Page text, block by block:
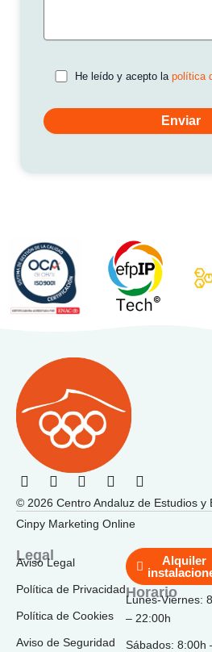
He leído y acepto la política
F
c
e
o
o
k
-
f
I
s
t
g
r
m
T
k
t
Y
u
t
L
n
d
i
n
© 2026 Centro Andaluz de Estudios y
Cinpy Marketing Online
Legal
Aviso Legal
Política de Privacidad
Política de Cookies
Aviso de Seguridad
Horario
Lunes-Viernes:
– 22:00h
Sábados: 8:00h
Alquiler